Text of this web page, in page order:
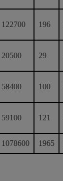
122700 196
20500 29
58400 100
59100 121
1078600 1965